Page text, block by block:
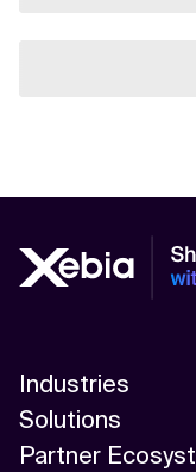
Industries
Solutions
Partner